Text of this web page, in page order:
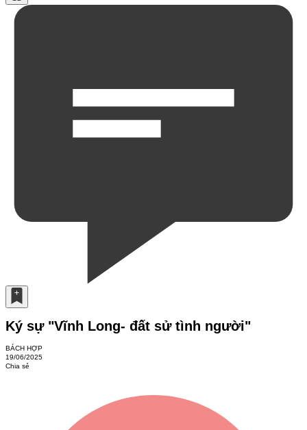
Ký sự "Vĩnh Long- đất sử tình người"
BÁCH HỢP
19/06/2025
Chia sẻ